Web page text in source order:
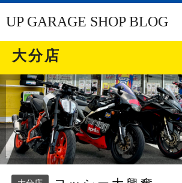
UP GARAGE SHOP BLOG
大分店